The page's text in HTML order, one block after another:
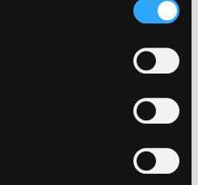
tutti i cookie, cliccando
i cookie”. Cliccando sul tasto
alla navigazione. Per
visione dell’informativa
cliccando qui.